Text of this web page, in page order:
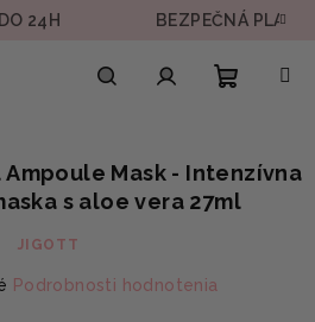
BEZPEČNÁ PLATBA
košík
Ampoule Mask - Intenzívna
s aloe vera 27ml
JIGOTT
Podrobnosti hodnotenia